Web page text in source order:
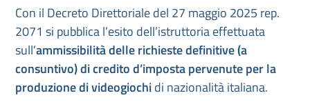
Con il Decreto Direttoriale del 27 maggio 2025 rep.
2071 si pubblica l’esito dell’istruttoria effettuata
sull’ammissibilità delle richieste definitive (a
consuntivo) di credito d’imposta pervenute per la
produzione di videogiochidi nazionalità italiana.